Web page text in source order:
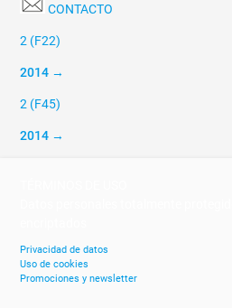
CONTACTO
2 (F22)
2014 →
2 (F45)
2014 →
Privacidad de datos
Uso de cookies
Promociones y newsletter